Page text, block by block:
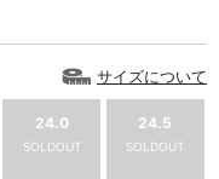
サイズについて
24.0
SOLDOUT
24.5
SOLDOUT